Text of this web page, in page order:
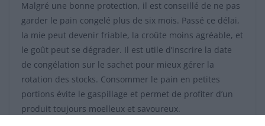
Malgré une bonne protection, il est conseillé de ne pas
garder le pain congelé plus de six mois. Passé ce délai,
la mie peut devenir friable, la croûte moins agréable, et
le goût peut se dégrader. Il est utile d’inscrire la date
de congélation sur le sachet pour mieux gérer la
rotation des stocks. Consommer le pain en petites
portions évite le gaspillage et permet de profiter d’un
produit toujours moelleux et savoureux.